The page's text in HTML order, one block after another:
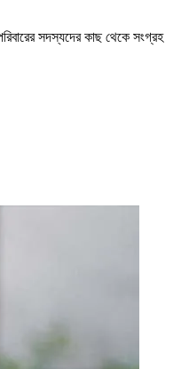
সদস্যদের কাছ থেকে সংগ্রহ